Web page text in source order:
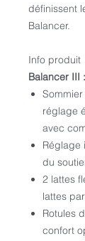
définissent
Balancer.
Info produit
Balancer III :
réglage
avec
Réglage
du
2 lattes
lattes
Rotules
confort